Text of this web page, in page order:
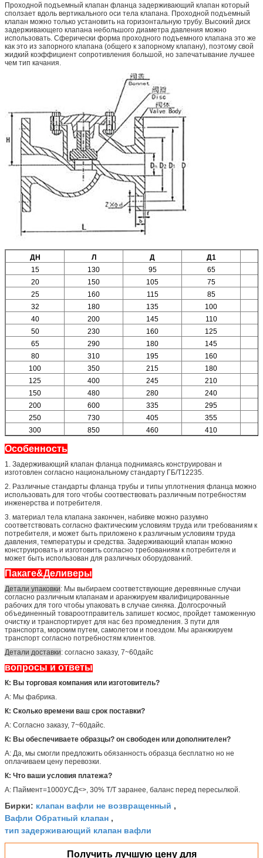
Проходной подъемный клапан фланца задерживающий клапан который
сползает вдоль вертикального оси тела клапана. Проходной подъемный
клапан можно только установить на горизонтальную трубу. Высокий диск
задерживающего клапана небольшого диаметра давления можно
использовать. Сферически форма проходного подъемного клапана это же
как это из запорного клапана (общего к запорному клапану), поэтому свой
жидкий коэффициент сопротивления большой, но запечатывание лучшее
чем тип качания.
ДН Л Д
Д1
15
130 95
65
20
150 105
75
25
160 115
85
32
180 135
100
40
200 145
110
50
230 160
125
65
290 180
145
80
310 195
160
100
350 215
180
125
400 245
210
150
480 280
240
200
600 335
295
250
730 405
355
300
850 460 410
Особенность
1. Задерживающий клапан фланца поднимаясь конструирован и
изготовлен согласно национальному стандарту ГБ/Т12235.
2. Различные стандарты фланца трубы и типы уплотнения фланца можно
использовать для того чтобы соотвествовать различным потребностям
инженерства и потребителя.
3. материал тела клапана закончен, набивке можно разумно
соответствовать согласно фактическим условиям труда или требованиям к
потребителя, и может быть приложено к различным условиям труда
давления, температуры и средства. Задерживающий клапан можно
конструировать и изготовить согласно требованиям к потребителя и
может быть использован для различных оборудований.
Пакаге&Деливеры
Детали упаковки: Мы выбираем соответствующие деревянные случаи
согласно различным клапанам и аранжируем квалифицированные
рабочих для того чтобы упаковать в случае синяка. Долгосрочный
объединенный товароотправитель запишет космос, пройдет таможенную
очистку и транспортирует для нас без промедления. 3 пути для
транспорта, морским путем, самолетом и поездом. Мы аранжируем
транспорт согласно потребностям клиентов.
Детали доставки: согласно заказу, 7~60дайс
вопросы и ответы
К: Вы торговая компания или изготовитель?
А: Мы фабрика.
К: Сколько времени ваш срок поставки?
А: Согласно заказу, 7~60дайс.
К: Вы обеспечиваете образцы? он свободен или дополнителен?
А: Да, мы смогли предложить обязанность образца бесплатно но не
оплачиваем цену перевозки.
К: Что ваши условия платежа?
А: Паймент=1000УСД<>, 30% Т/Т заранее, баланс перед пересылкой.
Бирки: клапан вафли не возвращенный ,
Вафли Обратный клапан ,
тип задерживающий клапан вафли
Получить лучшую цену для